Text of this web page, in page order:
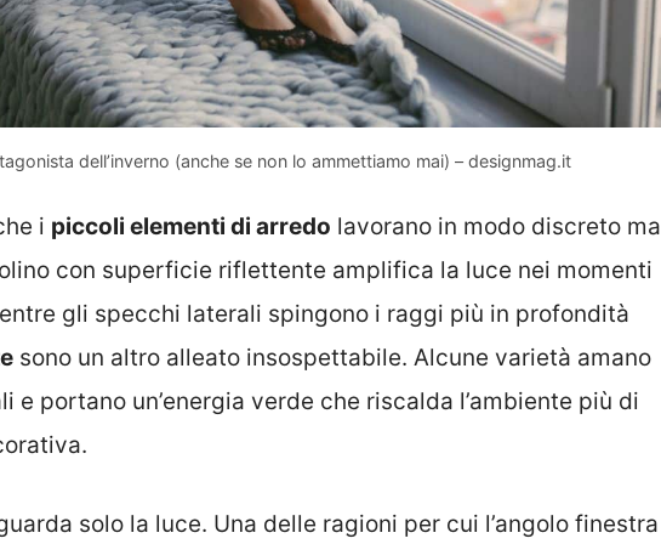
dell’inverno (anche se non lo ammettiamo mai) – designmag.it
i piccoli elementi di arredo lavorano in modo discreto ma
con superficie riflettente amplifica la luce nei momenti
gli specchi laterali spingono i raggi più in profondità
sono un altro alleato insospettabile. Alcune varietà amano
e portano un’energia verde che riscalda l’ambiente più di
solo la luce. Una delle ragioni per cui l’angolo finestra